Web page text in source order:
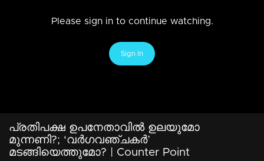
Please sign in to continue watching.
Sign In
പ്രതിപക്ഷ ഉപനേതാവില്‍ ഉലയുമോ
മുന്നണി?; ‘വര്‍ഗവഞ്ചകര്‍’
മടങ്ങിയെത്തുമോ? | Counter Point